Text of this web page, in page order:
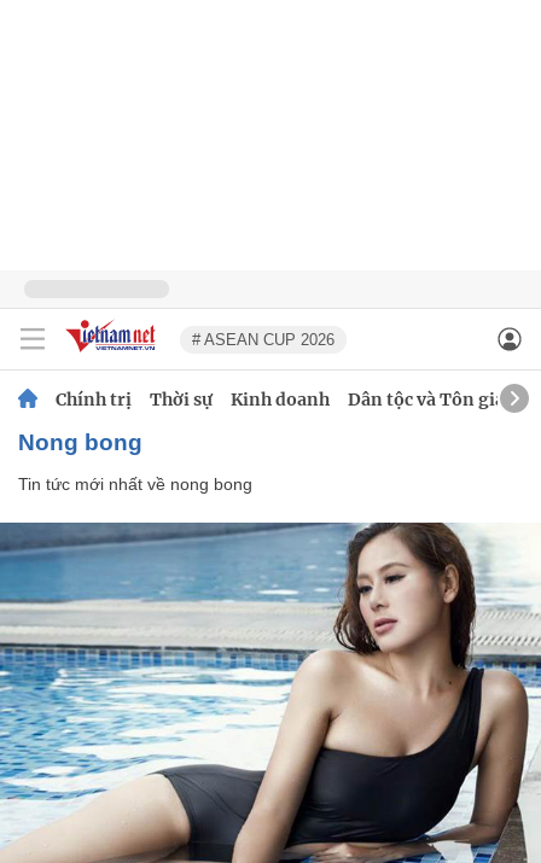
# ASEAN CUP 2026
Chính trị Thời sự Kinh doanh Dân tộc và Tôn giáo
nong bong
Tin tức mới nhất về nong bong